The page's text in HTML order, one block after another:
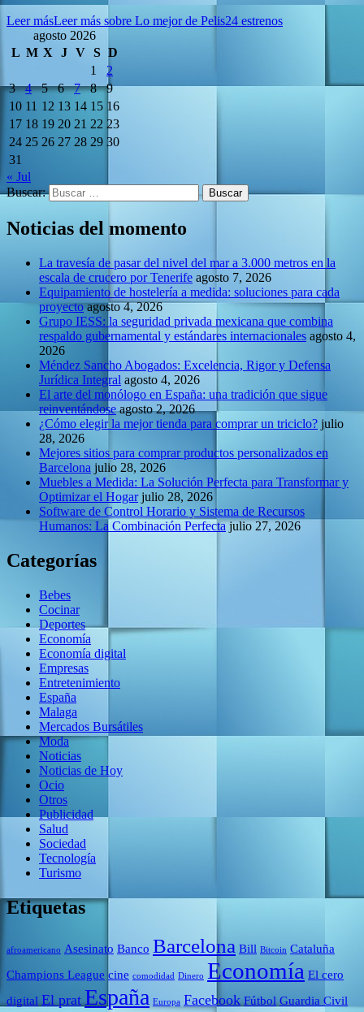
Leer másLeer más sobre Lo mejor de Pelis24 estrenos
agosto 2026
L M X J V S D
1
2
3
4 5 6 7 8
9
10 11 12 13 14 15 16
17 18 19 20 21 22 23
24 25 26 27 28 29 30
31
« Jul
Buscar:
Noticias del momento
La travesía de pasar del nivel del mar a 3.000 metros en la
escala de crucero por Tenerife agosto 7, 2026
Equipamiento de hostelería a medida: soluciones para cada
proyecto agosto 4, 2026
Grupo IESS: la seguridad privada mexicana que combina
respaldo gubernamental y estándares internacionales agosto 4,
2026
Méndez Sancho Abogados: Excelencia, Rigor y Defensa
Jurídica Integral agosto 4, 2026
El arte del monólogo en España: una tradición que sigue
reinventándose agosto 2, 2026
¿Cómo elegir la mejor tienda para comprar un triciclo? julio
28, 2026
Mejores sitios para comprar productos personalizados en
Barcelona julio 28, 2026
Muebles a Medida: La Solución Perfecta para Transformar y
Optimizar el Hogar julio 28, 2026
Software de Control Horario y Sistema de Recursos
Humanos: La Combinación Perfecta julio 27, 2026
Categorías
Bebes
Cocinar
Deportes
Economía
Economía digital
Empresas
Entretenimiento
España
Malaga
Mercados Bursátiles
Moda
Noticias
Noticias de Hoy
Ocio
Otros
Publicidad
Salud
Sociedad
Tecnología
Turismo
Etiquetas
afroamericano Asesinato Banco Barcelona Bill Bitcoin Cataluña
Champions League cine comodidad Dinero Economía El cero
digital El prat España Europa Facebook Fútbol Guardia Civil